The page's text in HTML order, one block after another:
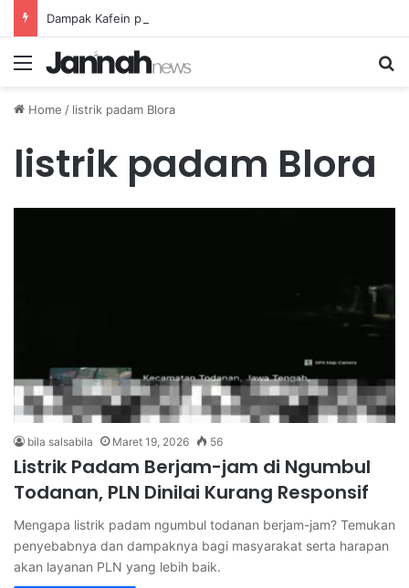
Menu
Home / listrik padam Blora
listrik padam Blora
bila salsabila Maret 19, 2026 56
Listrik Padam Berjam-jam di Ngumbul
Todanan, PLN Dinilai Kurang Responsif
Mengapa listrik padam ngumbul todanan berjam-jam? Temukan
penyebabnya dan dampaknya bagi masyarakat serta harapan
akan layanan PLN yang lebih baik.